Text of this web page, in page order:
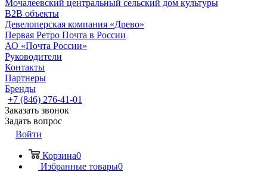
Мочалеевский центральный сельский дом культуры
B2B объекты
Девелоперская компания «Древо»
Первая Ретро Почта в России
АО «Почта России»
Руководители
Контакты
Партнеры
Бренды
+7 (846) 276-41-01
Заказать звонок
Задать вопрос
Войти
Корзина0
Избранные товары0